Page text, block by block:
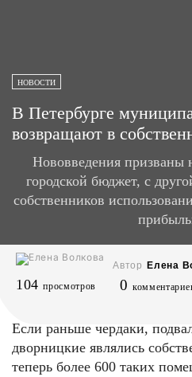
НОВОСТИ
В Петербурге
возвращают в
Нововведения призваны
городской бюджет, с
собственников
Автор Елена
104 просмотров 0
Если раньше чердаки,
дворницкие являлись
теперь более 600 таких